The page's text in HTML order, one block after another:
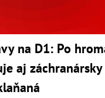
na D1: Po
aj